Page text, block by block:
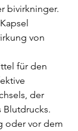
bivirkninger.
von
für den
der
Blutdrucks.
oder vor dem